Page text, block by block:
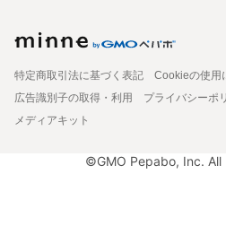
特定商取引法に基づく表記
Cookieの使用
広告識別子の取得・利用
プライバシーポ
メディアキット
©GMO Pepabo, Inc.